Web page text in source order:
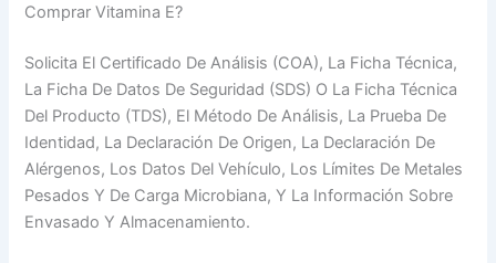
Comprar Vitamina E?
Solicita El Certificado De Análisis (COA), La Ficha Técnica,
La Ficha De Datos De Seguridad (SDS) O La Ficha Técnica
Del Producto (TDS), El Método De Análisis, La Prueba De
Identidad, La Declaración De Origen, La Declaración De
Alérgenos, Los Datos Del Vehículo, Los Límites De Metales
Pesados Y De Carga Microbiana, Y La Información Sobre
Envasado Y Almacenamiento.